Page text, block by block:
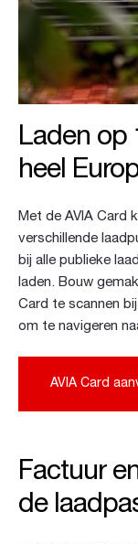
Laden op
heel
Met de AVIA Card
verschillende
bij alle publieke
laden. Bouw
Card te scannen
om te navigeren
AVIA Card
Factuur
de